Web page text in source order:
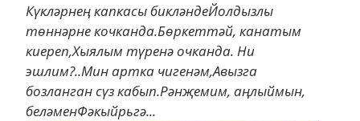
Күкләрнең капкасы бикләндеЙолдызлы
төннәрне кочканда.Бөркеттәй, канатым
киереп,Хыялым түренә очканда. Ни
эшлим?..Мин артка чигенәм,Авызга
бозланган сүз кабып.Рәнҗемим, аңлыймын,
беләменФәкыйрьгә...